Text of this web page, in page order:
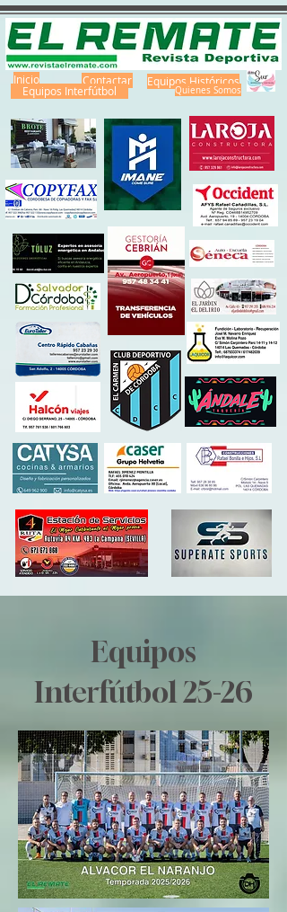
Inicio Contactar
Equipos Interfútbol
Equipos Históricos
Quienes Somos
Equipos
Interfútbol 25-26